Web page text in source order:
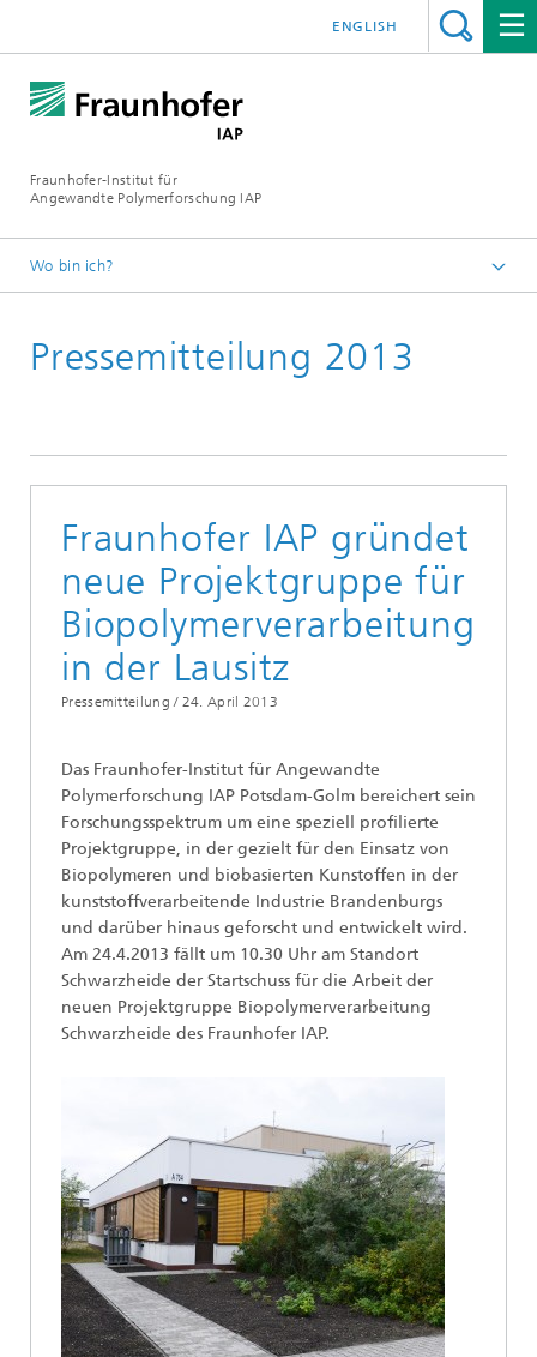
Fraunhofer-Institut für
Angewandte Polymerforschung IAP
ENGLISH
Wo bin ich?
Presse | Medien
Pressemitteilung 2013
Fraunhofer IAP gründet
neue Projektgruppe für
Biopolymerverarbeitung
in der Lausitz
Pressemitteilung / 24. April 2013
Das Fraunhofer-Institut für Angewandte
Polymerforschung IAP Potsdam-Golm bereichert sein
Forschungsspektrum um eine speziell profilierte
Projektgruppe, in der gezielt für den Einsatz von
Biopolymeren und biobasierten Kunstoffen in der
kunststoffverarbeitende Industrie Brandenburgs
und darüber hinaus geforscht und entwickelt wird.
Am 24.4.2013 fällt um 10.30 Uhr am Standort
Schwarzheide der Startschuss für die Arbeit der
neuen Projektgruppe Biopolymerverarbeitung
Schwarzheide des Fraunhofer IAP.